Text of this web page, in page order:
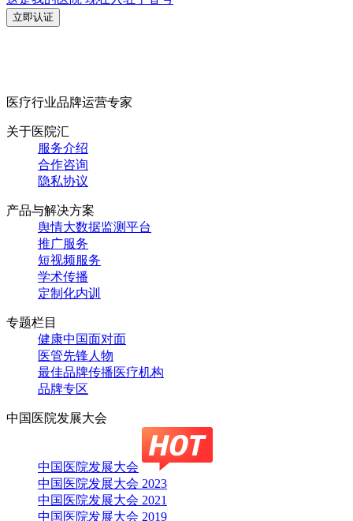
立即认证
医疗行业品牌运营专家
关于医院汇
服务介绍
合作咨询
隐私协议
产品与解决方案
舆情大数据监测平台
推广服务
短视频服务
学术传播
定制化内训
专题栏目
健康中国面对面
医管先锋人物
最佳品牌传播医疗机构
品牌专区
中国医院发展大会
中国医院发展大会
中国医院发展大会 2023
中国医院发展大会 2021
中国医院发展大会 2019